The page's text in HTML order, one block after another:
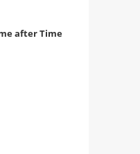
after Time